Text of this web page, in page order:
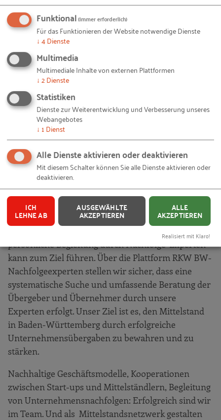
Mittelstand daher eine Chance, betont der Leiter des
Stuttgarter Fraunhofer-Instituts für
Arbeitswirtschaft und Organisation,
Technologiebeauftragter der Wirtschaftsministerin
des Landes Baden-Württemberg und
Vorstandsmitglied des RKW BW e.V.
Unternehmensnachfolge
Für viele Unternehmen im Land steht altershalber
die Nachfolge an, gleichwohl schreitet nur jeder
zweite Inhaber zur Tat. Jan Sibold, Geschäftsführer
des RKW Baden-Württemberg, sagt: „Es bedarf
großer innerer Stärke, sein Lebenswerk für die
Nachfolge vorzubereiten.“ Wenn jedoch Übergeber,
Übernehmer und Berater konstruktiv
zusammenarbeiten, haben Unternehmen eine
persönliche Begleitung durch Nachfolge-Experten
kann zum Ziel führen. Über die Plattform RKW BW-
Nachfolgeexperten stellen wir sicher, dass eine
systematische Suche und umfassende Beratung der
Übergeber und Übernehmer durch unsere
Experten erfolgt. Unser Ziel ist es, den Mittelstand
in Baden-Württemberg durch erfolgreiche
Unternehmensübergaben zu bewahren und zu
stärken.
Nachhaltige Geschäftsmodelle, Kooperationen
zwischen Start-ups und Mittelständlern, Begleitung
von Unternehmensnachfolgen: Erfolgreich sind wir
im Team. Und als Mittelstandsnetzwerk gestalten
Funktional(immer erforderlich)
Für das Funktionieren der Website notwendige Dienste
↓ 4Dienste
Multimedia
Multimediale Inhalte von externen Plattformen
↓ 2Dienste
Statistiken
Dienste zur Weiterentwicklung und Verbesserung unseres
Webangebotes
↓ 1 Dienst
Alle Dienste aktivieren oder deaktivieren
Mit diesem Schalter können Sie alle Dienste aktivieren oder
deaktivieren.
ICH
LEHNE AB
AUSGEWÄHLTE
AKZEPTIEREN
ALLE
AKZEPTIEREN
Realisiert mit Klaro!